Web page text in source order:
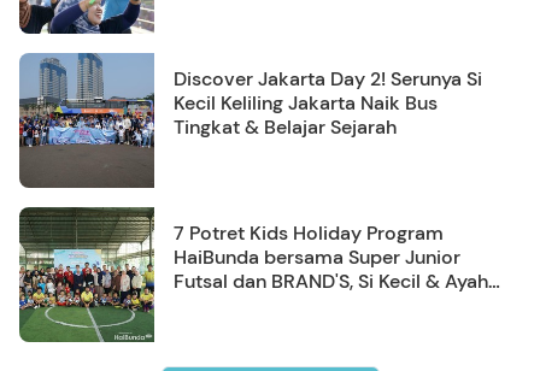
Discover Jakarta Day 2! Serunya Si
Kecil Keliling Jakarta Naik Bus
Tingkat & Belajar Sejarah
7 Potret Kids Holiday Program
HaiBunda bersama Super Junior
Futsal dan BRAND'S, Si Kecil & Ayah